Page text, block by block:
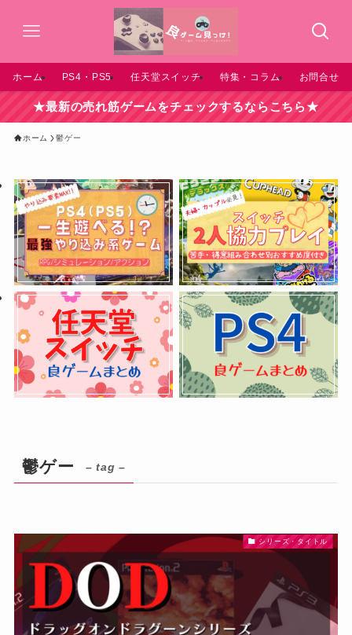
ホーム PS4・PS5 任天堂スイッチ 特集・コラム お問合せ
★最新の売れ筋ゲームをチェックするならこちら★
ホーム 鬱ゲー
鬱ゲー – tag –
シリーズ・タイトル